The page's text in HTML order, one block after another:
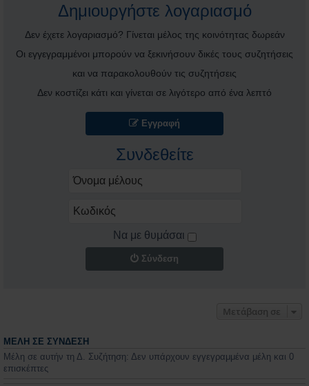
Δημιουργήστε λογαριασμό
Δεν έχετε λογαριασμό? Γίνεται μέλος της κοινότητας δωρεάν
Οι εγγεγραμμένοι μπορούν να ξεκινήσουν δικές τους συζητήσεις
και να παρακολουθούν τις συζητήσεις
Δεν κοστίζει κάτι και γίνεται σε λιγότερο από ένα λεπτό
Εγγραφή
Συνδεθείτε
Να με θυμάσαι
Σύνδεση
Μετάβαση σε
ΜΈΛΗ ΣΕ ΣΎΝΔΕΣΗ
Μέλη σε αυτήν τη Δ. Συζήτηση: Δεν υπάρχουν εγγεγραμμένα μέλη και 0
επισκέπτες